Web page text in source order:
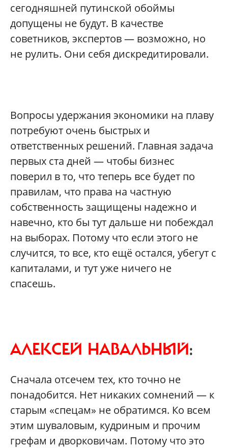
сегодняшней путинской обоймы
допущены не будут. В качестве
советников, экспертов — возможно, но
не рулить. Они себя дискредитировали.
Вопросы удержания экономики на плаву
потребуют очень быстрых и
ответственных решений. Главная задача
первых ста дней — чтобы бизнес
поверил в то, что теперь все будет по
правилам, что права на частную
собственность защищены надежно и
навечно, кто бы тут дальше ни побеждал
на выборах. Потому что если этого не
случится, то все, кто ещё остался, убегут с
капиталами, и тут уже ничего не
спасешь.
АЛЕКСЕЙ НАВАЛЬНЫЙ:
Сначала отсечем тех, кто точно не
понадобится. Нет никаких сомнений — к
старым «спецам» не обратимся. Ко всем
этим шуваловым, кудриным и прочим
грефам и дворковичам. Потому что это